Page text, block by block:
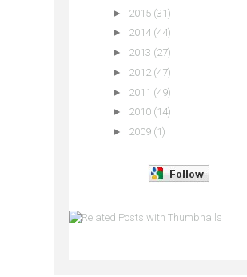
► 2015 (31)
► 2014 (44)
► 2013 (27)
► 2012 (47)
► 2011 (49)
► 2010 (14)
► 2009 (1)